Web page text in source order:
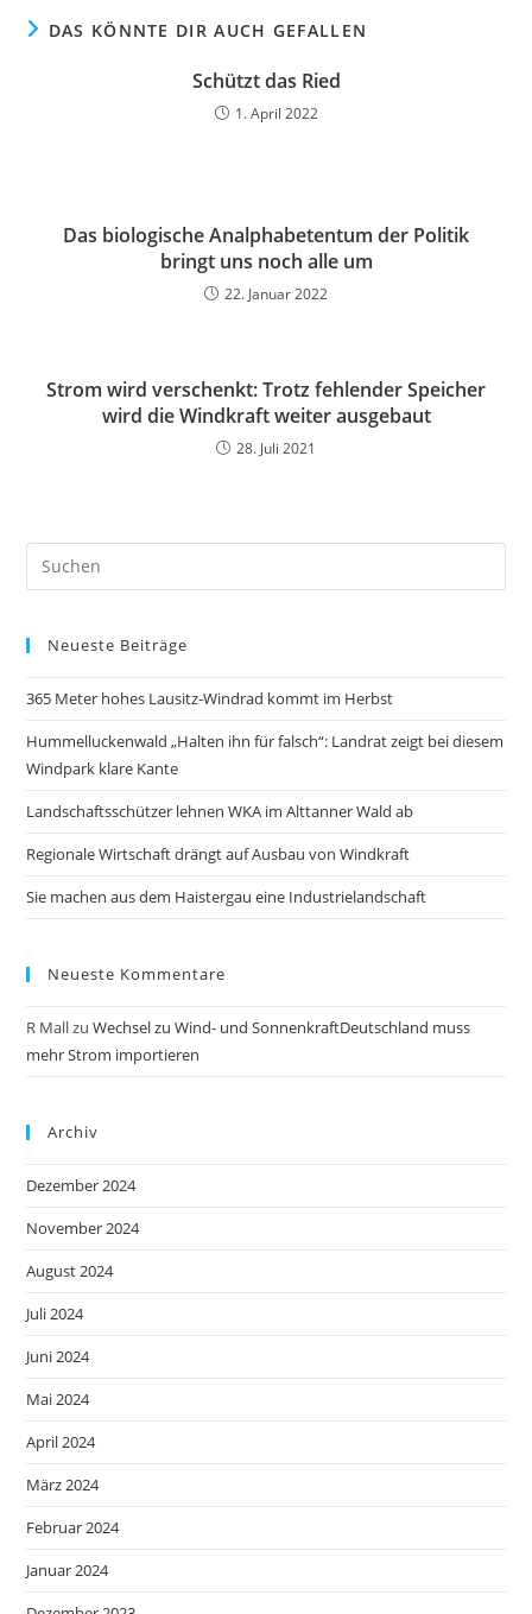
DAS KÖNNTE DIR AUCH GEFALLEN
Schützt das Ried
1. April 2022
Das biologische Analphabetentum der Politik
bringt uns noch alle um
22. Januar 2022
Strom wird verschenkt: Trotz fehlender Speicher
wird die Windkraft weiter ausgebaut
28. Juli 2021
Neueste Beiträge
365 Meter hohes Lausitz-Windrad kommt im Herbst
Hummelluckenwald „Halten ihn für falsch“: Landrat zeigt bei diesem
Windpark klare Kante
Landschaftsschützer lehnen WKA im Alttanner Wald ab
Regionale Wirtschaft drängt auf Ausbau von Windkraft
Sie machen aus dem Haistergau eine Industrielandschaft
Neueste Kommentare
R MallzuWechsel zu Wind- und SonnenkraftDeutschland muss
mehr Strom importieren
Archiv
Dezember 2024
November 2024
August 2024
Juli 2024
Juni 2024
Mai 2024
April 2024
März 2024
Februar 2024
Januar 2024